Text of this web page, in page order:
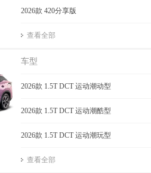
4.39万
QQ冰淇淋 2024款
205km 元气版
获取底价
QQ
2026款 420分享版
查看全部
车型
2026款 1.5T DCT 运动潮动型
2026款 1.5T DCT 运动潮酷型
2026款 1.5T DCT 运动潮玩型
查看全部